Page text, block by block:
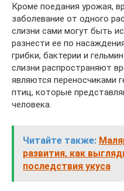
Кроме поедания урожая,
заболевание от одного
слизни сами могут быть
разнести ее по
грибки, бактерии и
слизни распространяют
являются переносчиками
птиц, которые
человека.
Читайте также:
развития, как
последствия укуса